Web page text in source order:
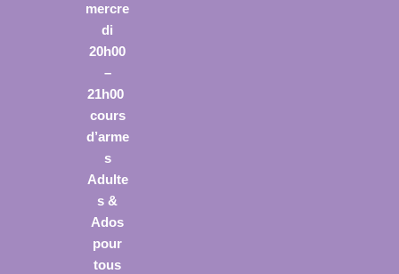
mercre
di
20h00
–
21h00
cours
d’arme
s
Adulte
s &
Ados
pour
tous